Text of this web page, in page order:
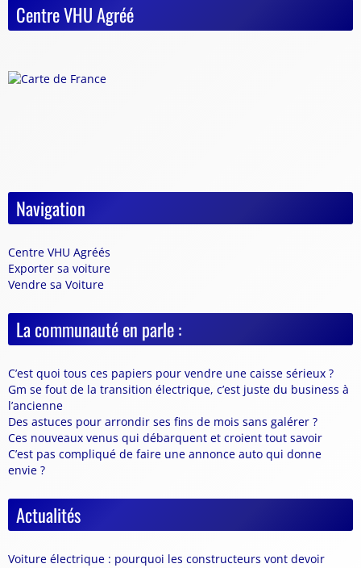
Centre VHU Agréé
Navigation
Centre VHU Agréés
Exporter sa voiture
Vendre sa Voiture
La communauté en parle :
C’est quoi tous ces papiers pour vendre une caisse sérieux ?
Gm se fout de la transition électrique, c’est juste du business à
l’ancienne
Des astuces pour arrondir ses fins de mois sans galérer ?
Ces nouveaux venus qui débarquent et croient tout savoir
C’est pas compliqué de faire une annonce auto qui donne
envie ?
Actualités
Voiture électrique : pourquoi les constructeurs vont devoir